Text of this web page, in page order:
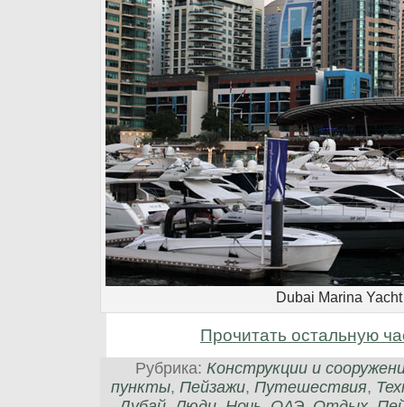
Dubai Marina
Прочитать остальную
Рубрика: Конструкции и
пункты, Пейзажи, Путешествия,